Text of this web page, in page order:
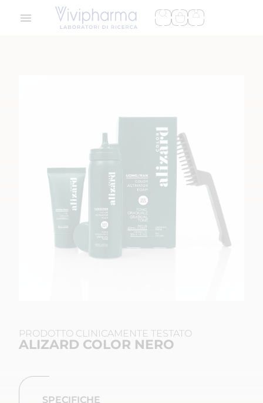
PRODOTTO CLINICAMENTE TESTATO
ALIZARD COLOR NERO
SPECIFICHE